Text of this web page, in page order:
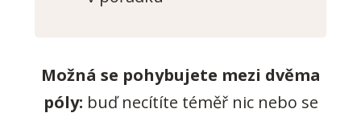
Možná se pohybujete mezi dvěma
póly: buď necítíte téměř nic nebo se